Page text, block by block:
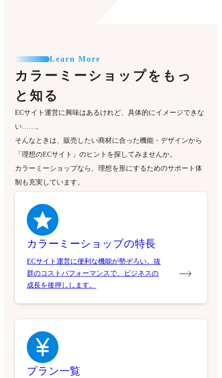
Learn More
カラーミーショップをもっ
と知る
ECサイト運営に興味はあるけれど、具体的にイメージできな
い……。
そんなときは、販売したい商材に合った機能・デザインから
「理想のECサイト」のヒントを探してみませんか。
カラーミーショップなら、理想を形にするためのサポート体
制も充実しています。
カラーミーショップの特長
ECサイト運営に便利な機能が勢ぞろい。抜
群のコストパフォーマンスで、ビジネスの
成長を後押しします。
プラン一覧